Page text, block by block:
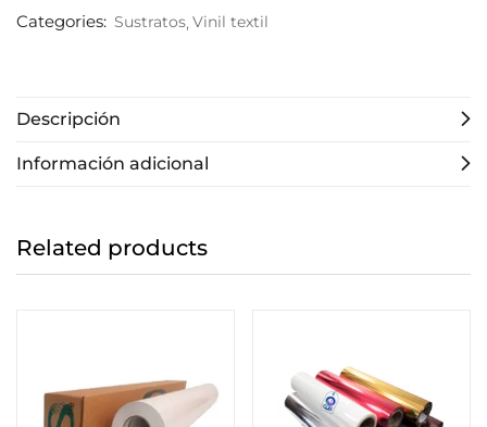
Categories: Sustratos Vinil textil
Descripción
Información adicional
Related products